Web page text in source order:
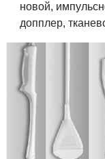
новой,
допплер,